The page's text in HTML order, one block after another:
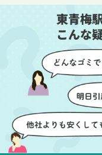
イテムの仕分けを
つ丁寧に対応して
けたのがありがた
です。家族それぞ
要なものを確認し
進めることができ
感を持って作業を
できました。さら
業終了後には部屋
清掃していただき
で新しい家のよう
感に感動しました。
東青梅
こんな